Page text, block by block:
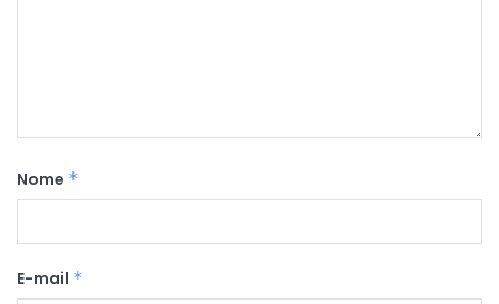
Nome *
E-mail *